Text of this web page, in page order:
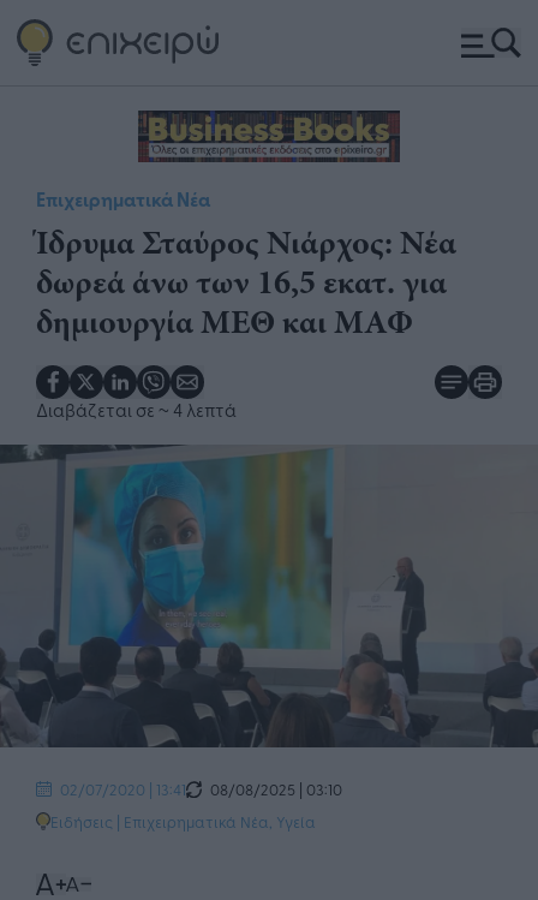
Επιχειρηματικά Νέα
Ίδρυμα Σταύρος Νιάρχος: Νέα
δωρεά άνω των 16,5 εκατ. για
δημιουργία ΜΕΘ και ΜΑΦ
Διαβάζεται σε ~ 4 λεπτά
02/07/2020 | 13:41
08/08/2025 | 03:10
Ειδήσεις | Επιχειρηματικά Νέα Υγεία